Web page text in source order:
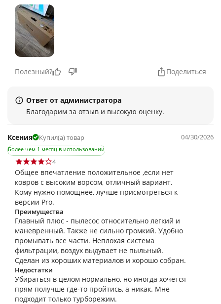
Полезный? Поделиться
Ответ от администратора
Благодарим за отзыв и высокую оценку.
Ксения Купил(а) товар
Более чем 1 месяц в использовании
04/30/2026
4
Общее впечатление положительное ,если нет
ковров с высоким ворсом, отличный вариант.
Кому нужно помощнее, лучше присмотреться к
версии Pro.
Преимущества
Главный плюс - пылесос относительно легкий и
маневренный. Также не сильно громкий. Удобно
промывать все части. Неплохая система
фильтрации, воздух выдувает не пыльный.
Сделан из хороших материалов и хорошо собран.
Недостатки
Убираться в целом нормально, но иногда хочется
прям получше где-то пройтись, а никак. Мне
подходит только турборежим.